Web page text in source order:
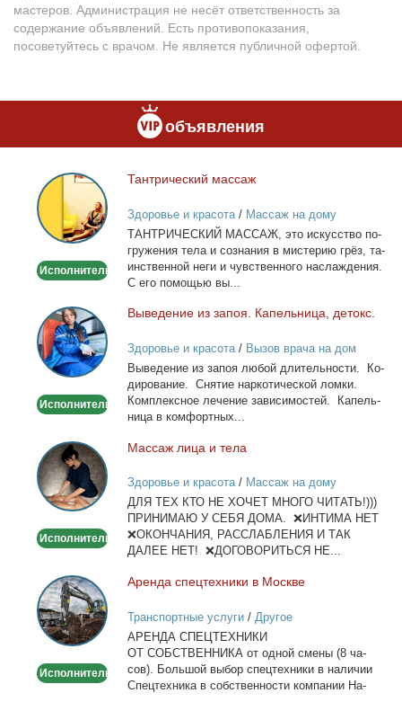
мастеров. Администрация не несёт ответственность за
содержание объявлений. Есть противопоказания,
посоветуйтесь с врачом. Не является публичной офертой.
объявления
Тантрический
массаж
Исполнитель
Тан­три­че­ский мас­саж
Здоровье и красота/ Массаж на дому
ТАНТРИЧЕСКИЙ МАССАЖ, это ис­кус­ство по­
гру­же­ния те­ла и со­зна­ния в ми­сте­рию грёз, та­
ин­ствен­ной неги и чув­ствен­но­го на­сла­жде­ния.
С его по­мо­щью вы...
Выведение
из
запоя.
Капельница,
Исполнитель
Вы­ве­де­ние из за­поя. Ка­пель­ни­ца, де­токс.
Здоровье и красота/ Вызов врача на дом
Вы­ве­де­ние из за­поя лю­бой дли­тель­но­сти. Ко­
ди­ро­ва­ние. Сня­тие нар­ко­ти­че­ской лом­ки.
Ком­плекс­ное ле­че­ние за­ви­си­мо­стей. Ка­пель­
ни­ца в ком­форт­ных...
Массаж
лица
и
тела
Исполнитель
Мас­саж ли­ца и те­ла
Здоровье и красота/ Массаж на дому
ДЛЯ ТЕХ КТО НЕ ХОЧЕТ МНОГО ЧИТАТЬ!)))
ПРИНИМАЮ У СЕБЯ ДОМА. ❌ИНТИМА НЕТ
❌ОКОНЧАНИЯ, РАССЛАБЛЕНИЯ И ТАК
ДАЛЕЕ НЕТ! ❌ДОГОВОРИТЬСЯ НЕ...
Аренда
спецтехники
в
Москве
Исполнитель
Арен­да спец­тех­ни­ки в Москве
Транспортные услуги/ Другое
АРЕНДА СПЕЦТЕХНИКИ
ОТ СОБСТВЕННИКА от од­ной сме­ны (8 ча­
сов). Боль­шой вы­бор спец­тех­ни­ки в на­ли­чии
Спец­тех­ни­ка в соб­ствен­но­сти ком­па­нии На­